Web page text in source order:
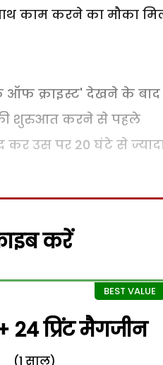
काम करने का मौका
ऑफ क्राइस्ट' देखने के बाद
की शुरुआत करने से पहले
कर उस पर 20 घंटे से
करें
24 प्रिंट मैगजीन
(1 साल)